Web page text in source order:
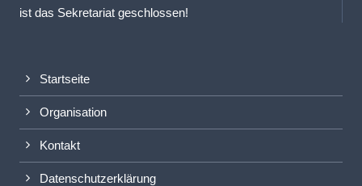
ist das Sekretariat geschlossen!
Startseite
Organisation
Kontakt
Datenschutzerklärung